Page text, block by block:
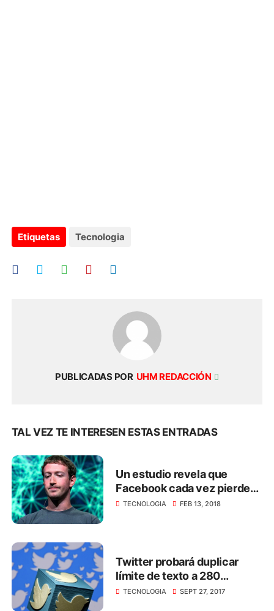
Etiquetas Tecnologia
PUBLICADAS POR UHM REDACCIÓN
TAL VEZ TE INTERESEN ESTAS ENTRADAS
Un estudio revela que
Facebook cada vez pierde
más usuarios jóvenes
TECNOLOGIA FEB 13, 2018
Twitter probará duplicar
límite de texto a 280
caracteres
TECNOLOGIA SEPT 27, 2017